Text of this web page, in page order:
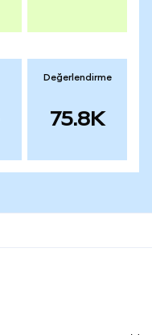
Değerlendirme
75.8K